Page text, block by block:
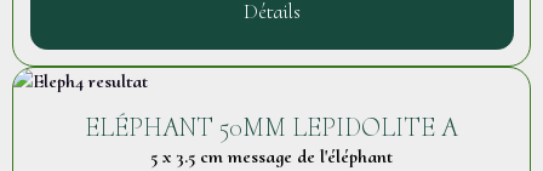
Détails
ELÉPHANT 50MM LEPIDOLITE A
5 x 3.5 cm message de l'éléphant